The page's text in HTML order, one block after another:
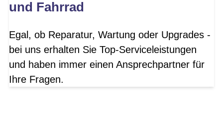
und Fahrrad
Egal, ob Reparatur, Wartung oder Upgrades -
bei uns erhalten Sie Top-Serviceleistungen
und haben immer einen Ansprechpartner für
Ihre Fragen.